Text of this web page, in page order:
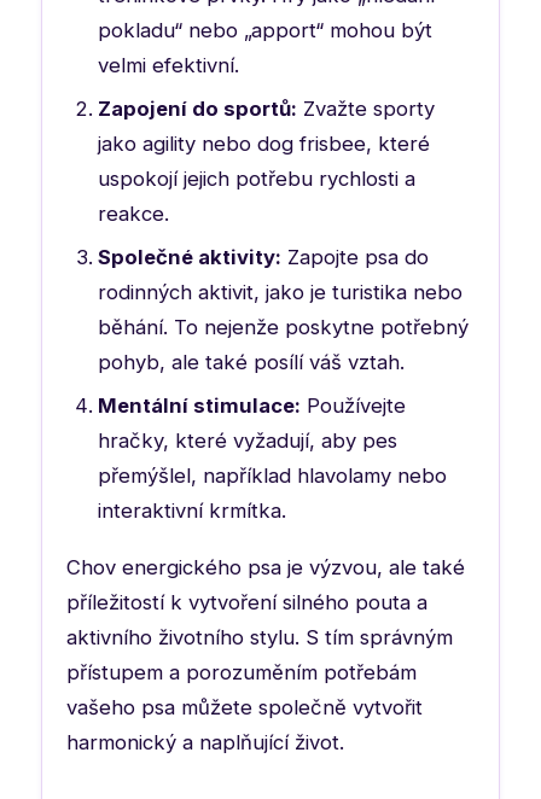
pokladu“ nebo „apport“ mohou být
velmi efektivní.
Zapojení do sportů: Zvažte sporty
jako agility nebo dog frisbee, které
uspokojí jejich potřebu rychlosti a
reakce.
Společné aktivity: Zapojte psa do
rodinných aktivit, jako je turistika nebo
běhání. To nejenže poskytne potřebný
pohyb, ale také posílí váš vztah.
Mentální stimulace: Používejte
hračky, které vyžadují, aby pes
přemýšlel, například hlavolamy nebo
interaktivní krmítka.
Chov energického psa je výzvou, ale také
příležitostí k vytvoření silného pouta a
aktivního životního stylu. S tím správným
přístupem a porozuměním potřebám
vašeho psa můžete společně vytvořit
harmonický a naplňující život.